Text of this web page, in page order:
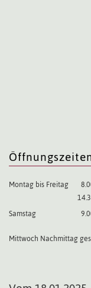
Montag bis Freitag
Samstag
Mittwoch Nachmittag